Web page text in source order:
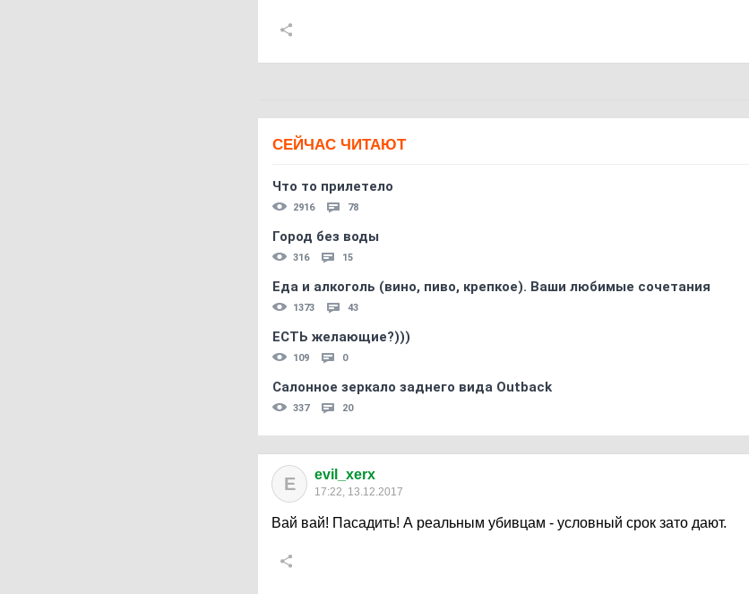
СЕЙЧАС ЧИТАЮТ
Что то прилетело
2916 78
Город без воды
316 15
Еда и алкоголь (вино, пиво, крепкое). Ваши любимые сочетания
1373 43
ЕСТЬ желающие?)))
109 0
Салонное зеркало заднего вида Outback
337 20
E evil_xerx
17:22, 13.12.2017
Вай вай! Пасадить! А реальным убивцам - условный срок зато дают.